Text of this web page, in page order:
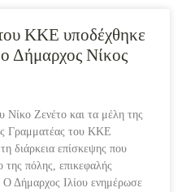
ΚΚΕ υποδέχθηκε
Δήμαρχος Νίκος
Νίκο Ζενέτο και τα μέλη της
Γραμματέας του ΚΚΕ
διάρκεια επίσκεψης που
της πόλης, επικεφαλής
Ο Δήμαρχος Ιλίου ενημέρωσε